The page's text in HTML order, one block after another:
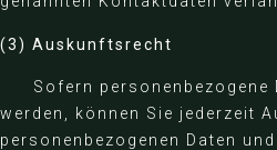
(3) Auskunftsrecht
Sofern personenbezogene
werden, können Sie jederzeit
personenbezogenen Daten